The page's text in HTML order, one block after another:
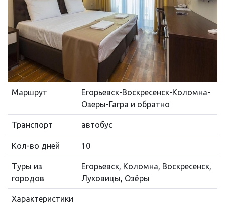
Маршрут
Егорьевск-Воскресенск-Коломна-
Озеры-Гагра и обратно
Транспорт автобус
Кол-во дней 10
Туры из
городов
Егорьевск, Коломна, Воскресенск,
Луховицы, Озёры
Характеристики